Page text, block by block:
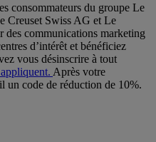
consommateurs du groupe Le
Creuset Swiss AG et Le
communications marketing
d’intérêt et bénéficiez
vous désinscrire à tout
Après votre
un code de réduction de 10%.